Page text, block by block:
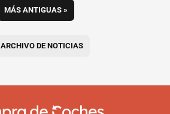
MÁS ANTIGUAS »
ARCHIVO DE NOTICIAS